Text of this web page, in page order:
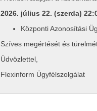
2026. július 22. (szerda)
Központi Azonosítási
Szíves megértését és
Üdvözlettel,
Flexinform Ügyfélszolgálat